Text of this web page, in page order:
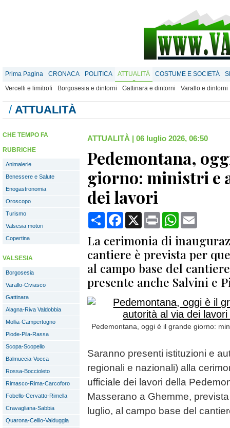
Prima Pagina CRONACA POLITICA ATTUALITÀ COSTUME E SOCIETÀ
Vercelli e limitrofi
Borgosesia e dintorni Gattinara e dintorni Varallo e dintorni
/ ATTUALITÀ
CHE TEMPO FA
RUBRICHE
Animalerie
Benessere e Salute
Enogastronomia
Oroscopo
Turismo
Valsesia motori
Copertina
VALSESIA
Borgosesia
Varallo-Civiasco
Gattinara
Alagna-Riva Valdobbia
Mollia-Campertogno
Piode-Pila-Rassa
Scopa-Scopello
Balmuccia-Vocca
Rossa-Boccioleto
Rimasco-Rima-Carcoforo
Fobello-Cervatto-Rimella
Cravagliana-Sabbia
Quarona-Cellio-Valduggia
ATTUALITÀ | 06 luglio 2026, 06:50
Pedemontana,
giorno: ministri e
dei lavori
CondividiFacebook
X Print WhatsApp
La cerimonia di
cantiere è prevista per
al campo base del
presente anche Salvini e
Pedemontana, oggi è il grande giorno:
Saranno presenti istituzioni e
regionali e nazionali) alla
ufficiale dei lavori della
Masserano a Ghemme,
luglio, al campo base del